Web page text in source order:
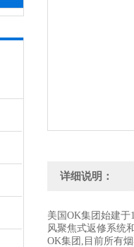
详细说明：
美国OK集团始建
风聚焦式返修系统
OK集团,目前所有